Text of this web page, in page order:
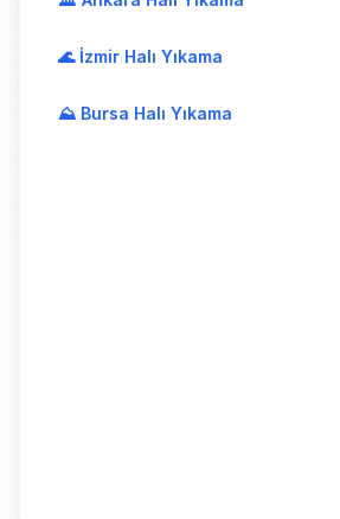
🌊 İzmir Halı Yıkama
⛰️ Bursa Halı Yıkama